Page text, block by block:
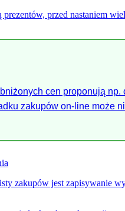
przed nastaniem
cen proponują np.
zakupów on-line może
zakupów jest zapisywanie